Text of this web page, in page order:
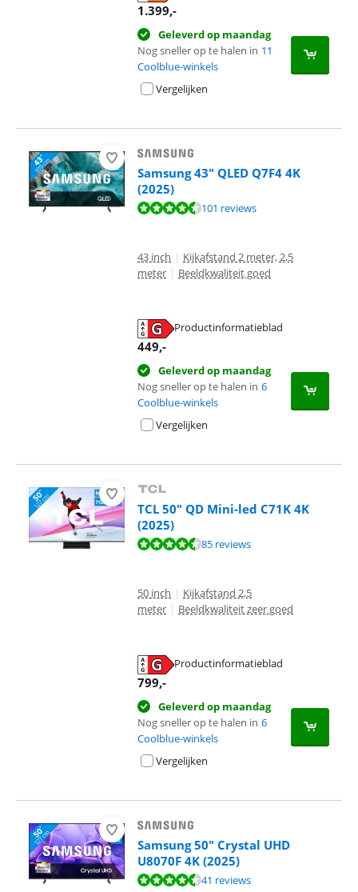
1.399,-
Geleverd op maandag
Nog sneller op te halen in 11
Coolblue-winkels
Vergelijken
Samsung 43" QLED Q7F4 4K
(2025)
Beoordeling is 9,0 van de 10, gebaseerd op 101 reviews.
101 reviews
43 inch | Kijkafstand 2 meter, 2,5
meter | Beeldkwaliteit goed
Productinformatieblad
449,-
Geleverd op maandag
Nog sneller op te halen in 6
Coolblue-winkels
Vergelijken
TCL 50" QD Mini-led C71K 4K
(2025)
Beoordeling is 9,1 van de 10, gebaseerd op 85 reviews.
85 reviews
50 inch | Kijkafstand 2,5
meter | Beeldkwaliteit zeer goed
Productinformatieblad
799,-
Geleverd op maandag
Nog sneller op te halen in 6
Coolblue-winkels
Vergelijken
Samsung 50" Crystal UHD
U8070F 4K (2025)
Beoordeling is 8,9 van de 10, gebaseerd op 41 reviews.
41 reviews